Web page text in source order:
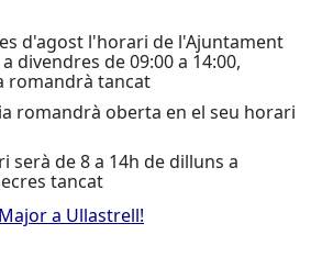
d'agost l'horari de l'Ajuntament
divendres de 09:00 a 14:00,
romandrà tancat
romandrà oberta en el seu horari
serà de 8 a 14h de dilluns a
tancat
a Ullastrell!
a Ullastrell!